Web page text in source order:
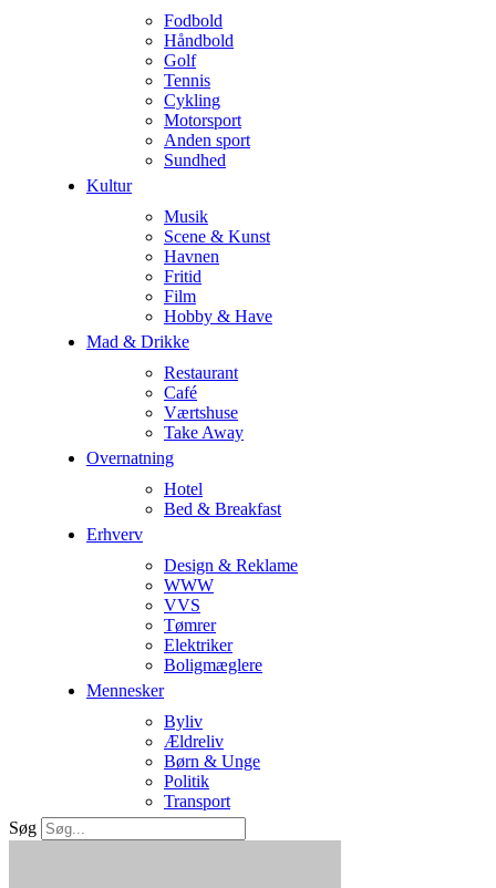
Fodbold
Håndbold
Golf
Tennis
Cykling
Motorsport
Anden sport
Sundhed
Kultur
Musik
Scene & Kunst
Havnen
Fritid
Film
Hobby & Have
Mad & Drikke
Restaurant
Café
Værtshuse
Take Away
Overnatning
Hotel
Bed & Breakfast
Erhverv
Design & Reklame
WWW
VVS
Tømrer
Elektriker
Boligmæglere
Mennesker
Byliv
Ældreliv
Børn & Unge
Politik
Transport
Søg